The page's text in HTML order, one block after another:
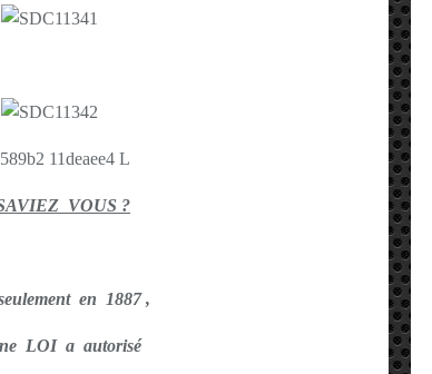
VOUS ?
en 1887 ,
LOI a autorisé